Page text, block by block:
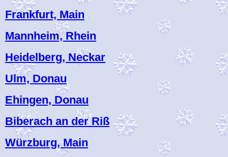
Frankfurt, Main
Mannheim, Rhein
Heidelberg, Neckar
Ulm, Donau
Ehingen, Donau
Biberach an der Riß
Würzburg, Main